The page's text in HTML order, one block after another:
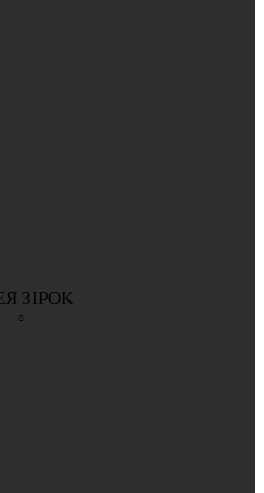
ЗІРОК